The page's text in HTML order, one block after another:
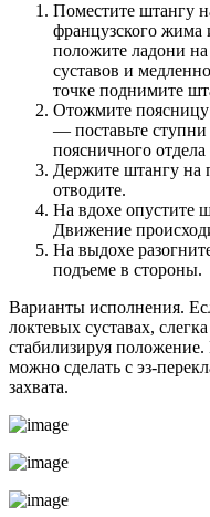
Поместите штангу
французского жима
положите ладони
суставов и
точке поднимите
Отожмите
— поставьте
поясничного
Держите штангу на
отводите.
На вдохе опустите
Движение
На выдохе
подъеме в стороны.
Варианты исполнения.
локтевых суставах,
стабилизируя
можно сделать с эз-
захвата.